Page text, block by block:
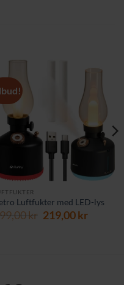
Luftfukter med LED-lys
kr Opprinnelig
219,00kr